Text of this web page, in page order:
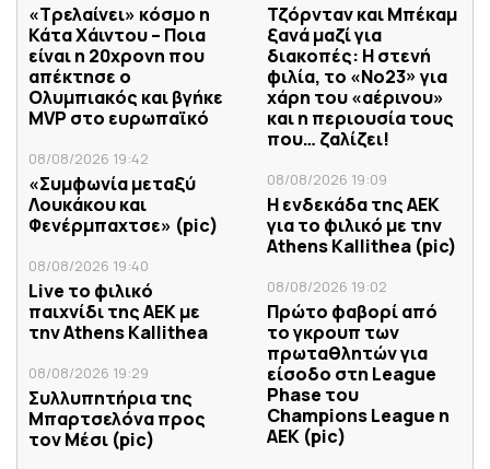
«Τρελαίνει» κόσμο η
Κάτα Χάιντου – Ποια
είναι η 20χρονη που
απέκτησε ο
Ολυμπιακός και βγήκε
MVP στο ευρωπαϊκό
08/08/2026 19:42
«Συμφωνία μεταξύ
Λουκάκου και
Φενέρμπαχτσε» (pic)
08/08/2026 19:40
Live το φιλικό
παιχνίδι της ΑΕΚ με
την Athens Kallithea
08/08/2026 19:29
Συλλυπητήρια της
Μπαρτσελόνα προς
τον Μέσι (pic)
Τζόρνταν και Μπέκαμ
ξανά μαζί για
διακοπές: Η στενή
φιλία, το «Νο23» για
χάρη του «αέρινου»
και η περιουσία τους
που… ζαλίζει!
08/08/2026 19:09
Η ενδεκάδα της ΑΕΚ
για το φιλικό με την
Athens Kallithea (pic)
08/08/2026 19:02
Πρώτο φαβορί από
το γκρουπ των
πρωταθλητών για
είσοδο στη League
Phase του
Champions League η
ΑΕΚ (pic)